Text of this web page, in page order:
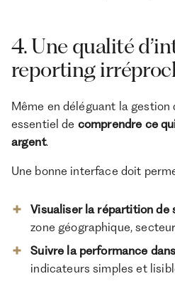
4. Une qualité
reporting
Même en déléguant la gestion
essentiel de comprendre ce
argent.
Une bonne interface doit
Visualiser la répartition de
zone géographique,
Suivre la performance
indicateurs simples et